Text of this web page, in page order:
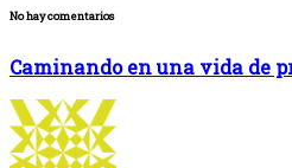
No hay comentarios
Caminando en una vida de